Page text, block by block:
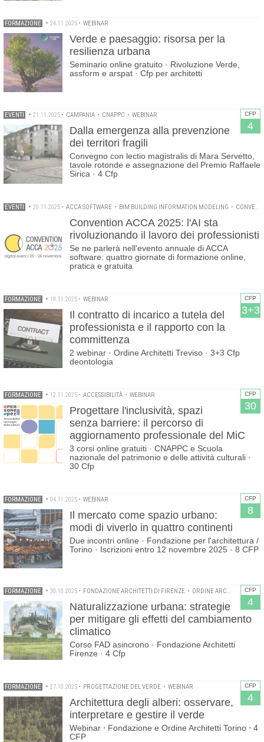
FORMAZIONE • 24.11.2025 • WEBINAR
Verde e paesaggio: risorsa per la
resilienza urbana
Seminario online gratuito · Rivoluzione Verde,
assform e arspat · Cfp per architetti
CFP
4
EVENTI • 21.11.2025 • CAMPANIA • CNAPPC • WEBINAR
Dalla emergenza alla prevenzione
dei territori fragili
Convegno con lectio magistralis di Mara Servetto,
tavole rotonde e assegnazione del Premio Raffaele
Sirica · 4 Cfp
EVENTI • 20.11.2025 • ACCA SOFTWARE • BIM BUILDING INFORMATION MODELING • CONVENTION ACCA
Convention ACCA 2025: l'AI sta
rivoluzionando il lavoro dei professionisti
Se ne parlerà nell'evento annuale di ACCA
software: quattro giornate di formazione online,
pratica e gratuita
CFP
3+3
FORMAZIONE • 19.11.2025 • WEBINAR
Il contratto di incarico a tutela del
professionista e il rapporto con la
committenza
2 webinar · Ordine Architetti Treviso · 3+3 Cfp
deontologia
CFP
30
FORMAZIONE • 12.11.2025 • ACCESSIBILITÀ • WEBINAR
Progettare l'inclusività, spazi
senza barriere: il percorso di
aggiornamento professionale del MiC
3 corsi online gratuiti · CNAPPC e Scuola
nazionale del patrimonio e delle attività culturali ·
30 Cfp
CFP
8
FORMAZIONE • 04.11.2025 • WEBINAR
Il mercato come spazio urbano:
modi di viverlo in quattro continenti
Due incontri online · Fondazione per l'architettura /
Torino · Iscrizioni entro 12 novembre 2025 · 8 CFP
CFP
4
FORMAZIONE • 30.10.2025 • FONDAZIONE ARCHITETTI DI FIRENZE • ORDINE ARCHITETTI PPC DI FIRENZE
Naturalizzazione urbana: strategie
per mitigare gli effetti del cambiamento
climatico
Corso FAD asincrono · Fondazione Architetti
Firenze · 4 Cfp
CFP
4
FORMAZIONE • 27.10.2025 • PROGETTAZIONE DEL VERDE • WEBINAR
Architettura degli alberi: osservare,
interpretare e gestire il verde
Webinar ⋅ Fondazione e Ordine Architetti Torino ⋅ 4
CFP